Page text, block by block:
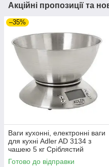
Акційні пропозиції та
–35%
Ваги кухонні, електронні ваги
для кухні Adler AD 3134 з
чашею 5 кг Сріблястий
Готово до відправки